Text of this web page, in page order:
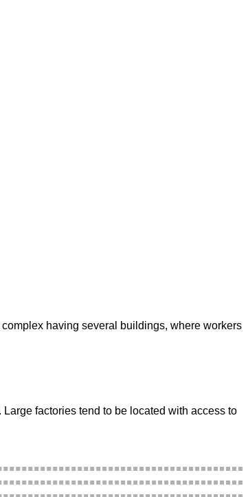
having several buildings, where workers
factories tend to be located with access to